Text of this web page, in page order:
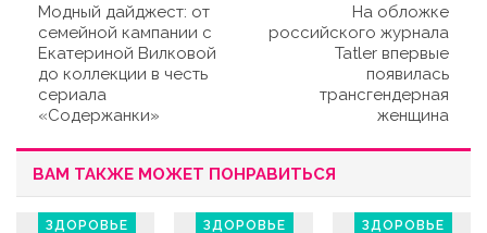
Модный дайджест: от
семейной кампании с
Екатериной Вилковой
до коллекции в честь
сериала
«Содержанки»
На обложке
российского журнала
Tatler впервые
появилась
трансгендерная
женщина
ВАМ ТАКЖЕ МОЖЕТ ПОНРАВИТЬСЯ
ЗДОРОВЬЕ ЗДОРОВЬЕ ЗДОРОВЬЕ